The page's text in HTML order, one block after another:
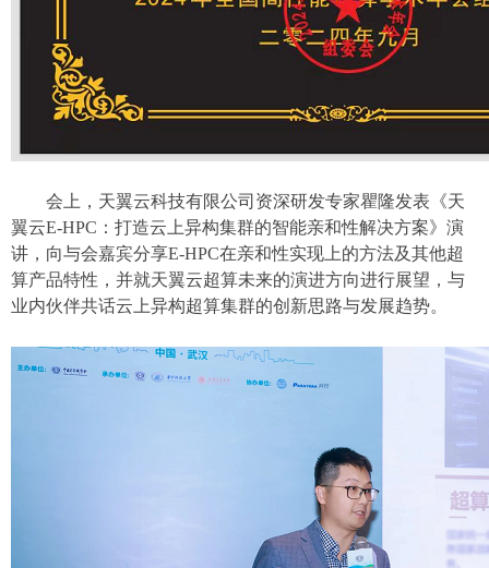
会上，天翼云科技有限公司资深研发专家瞿隆发表《天
翼云E-HPC：打造云上异构集群的智能亲和性解决方案》演
讲，向与会嘉宾分享E-HPC在亲和性实现上的方法及其他超
算产品特性，并就天翼云超算未来的演进方向进行展望，与
业内伙伴共话云上异构超算集群的创新思路与发展趋势。